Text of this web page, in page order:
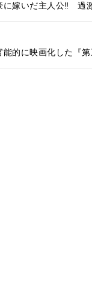
に嫁いだ主人公‼
的に映画化した『